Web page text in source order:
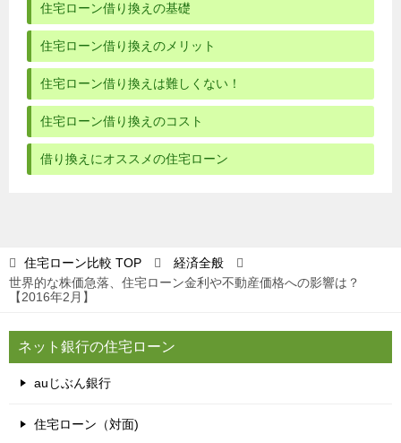
住宅ローン借り換えの基礎
住宅ローン借り換えのメリット
住宅ローン借り換えは難しくない！
住宅ローン借り換えのコスト
借り換えにオススメの住宅ローン
住宅ローン比較 TOP
経済全般
世界的な株価急落、住宅ローン金利や不動産価格への影響は？
【2016年2月】
ネット銀行の住宅ローン
auじぶん銀行
住宅ローン（対面)